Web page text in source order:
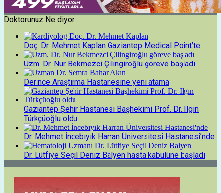
Doktorunuz Ne diyor
Doç. Dr. Mehmet Kaplan Gaziantep Medical Point’te
Uzm. Dr. Nur Bekmezci Çilingiroğlu göreve başladı
Derince Araştırma Hastanesine yeni atama
Gaziantep Şehir Hastanesi Başhekimi Prof. Dr. Ilgın
Türkçüoğlu oldu
Dr. Mehmet İncebıyık Harran Üniversitesi Hastanesi’nde
Dr. Lütfiye Seçil Deniz Balyen hasta kabulüne başladı